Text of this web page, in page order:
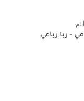
- ربا رباعي